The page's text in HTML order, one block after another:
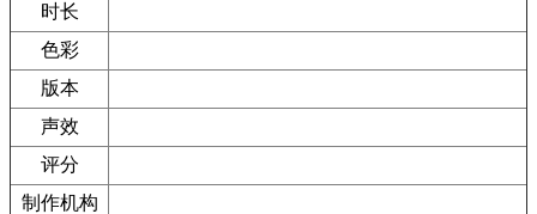
时长
色彩
版本
声效
评分
制作机构